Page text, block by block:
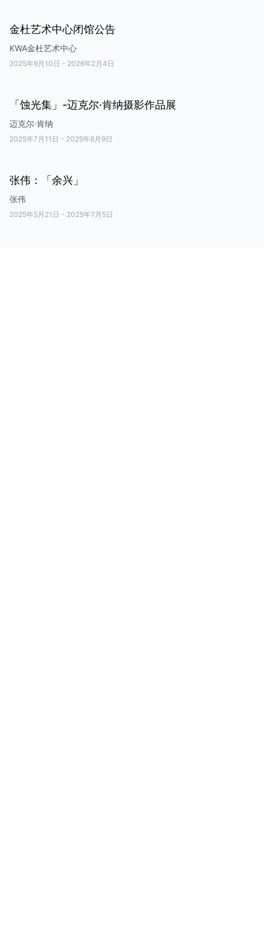
金杜艺术中心闭馆公告
KWA金杜艺术中心
2025年9月10日 - 2026年2月4日
「蚀光集」-迈克尔·肯纳摄影作品展
迈克尔·肯纳
2025年7月11日 - 2025年8月9日
张伟：「余兴」
张伟
2025年5月21日 - 2025年7月5日